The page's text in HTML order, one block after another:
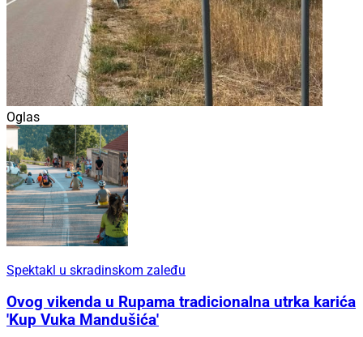
Oglas
Spektakl u skradinskom zaleđu
Ovog vikenda u Rupama tradicionalna utrka karića
'Kup Vuka Mandušića'